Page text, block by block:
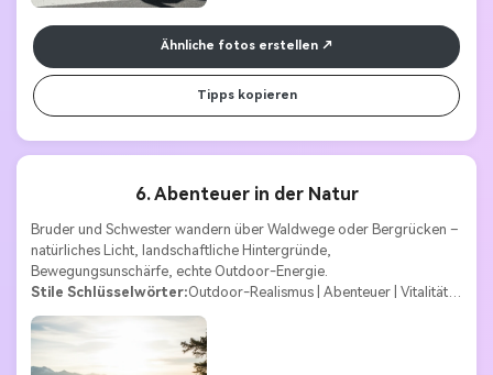
Ähnliche fotos erstellen
Tipps kopieren
6. Abenteuer in der Natur
Bruder und Schwester wandern über Waldwege oder Bergrücken –
natürliches Licht, landschaftliche Hintergründe,
Bewegungsunschärfe, echte Outdoor-Energie.
Stile Schlüsselwörter:Outdoor-Realismus | Abenteuer | Vitalität |
Natur | Landschaft